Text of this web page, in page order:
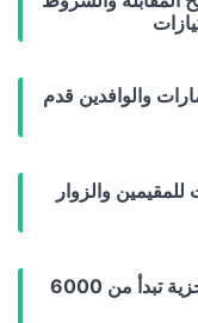
والوافدين قدم
والزوار
وظائف مدرسة جيمس فاوندرز برواتب مجزية تبدأ من 6000